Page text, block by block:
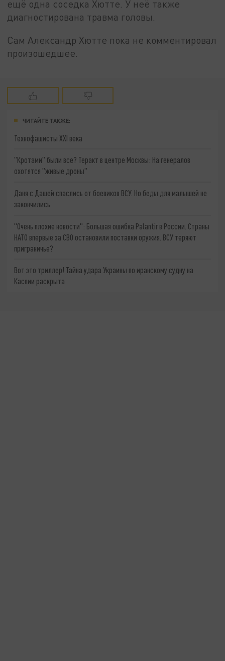
ещё одна соседка Хютте. У неё также
диагностирована травма головы.
Сам Александр Хютте пока не комментировал
произошедшее.
ЧИТАЙТЕ ТАКЖЕ:
Технофашисты XXI века
"Кротами" были все? Теракт в центре Москвы: На генералов
охотятся "живые дроны"
Даня с Дашей спаслись от боевиков ВСУ. Но беды для малышей не
закончились
"Очень плохие новости": Большая ошибка Palantir в России. Страны
НАТО впервые за СВО остановили поставки оружия. ВСУ теряют
приграничье?
Вот это триллер! Тайна удара Украины по иранскому судну на
Каспии раскрыта